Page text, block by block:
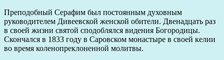
Преподобный Серафим был постоянным духовным
руководителем Дивеевской женской обители. Двенадцать раз
в своей жизни святой сподоблялся видения Богородицы.
Скончался в 1833 году в Саровском монастыре в своей келии
во время коленопреклоненной молитвы.